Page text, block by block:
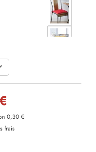
0,30 €
frais